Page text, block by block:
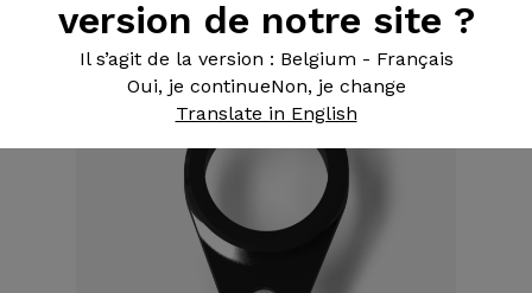
version de notre site ?
Il s’agit de la version : Belgium - Français
Oui, je continueNon, je change
Translate in English